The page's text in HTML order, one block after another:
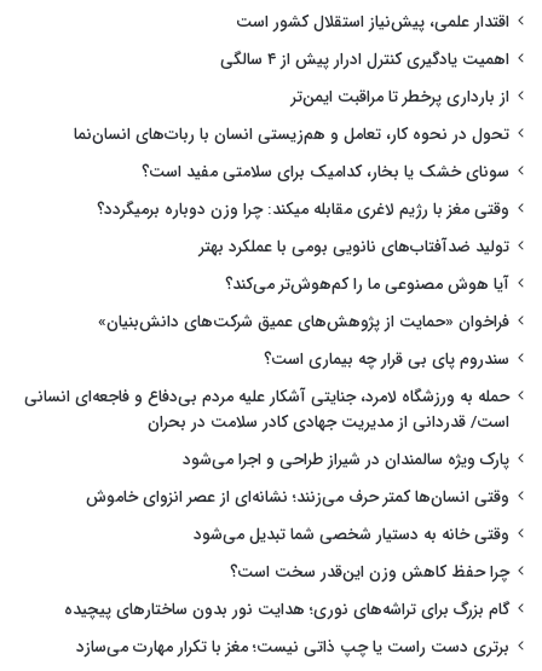
اقتدار علمی، پیش‌نیاز استقلال کشور است
اهمیت یادگیری کنترل ادرار پیش از ۴ سالگی
از بارداری پرخطر تا مراقبت ایمن‌تر
تحول در نحوه کار، تعامل و هم‌زیستی انسان با ربات‌های انسان‌نما
سونای خشک یا بخار، کدامیک برای سلامتی مفید است؟
وقتی مغز با رژیم لاغری مقابله میکند: چرا وزن دوباره برمیگردد؟
تولید ضدآفتاب‌های نانویی بومی با عملکرد بهتر
آیا هوش مصنوعی ما را کم‌هوش‌تر می‌کند؟
فراخوان «حمایت از پژوهش‌های عمیق شرکت‌های دانش‌بنیان»
سندروم پای بی قرار چه بیماری است؟
حمله به ورزشگاه لامرد، جنایتی آشکار علیه مردم بی‌دفاع و فاجعه‌ای انسانی
است/ قدردانی از مدیریت جهادی کادر سلامت در بحران
پارک ویژه سالمندان در شیراز طراحی و اجرا می‌شود
وقتی انسان‌ها کمتر حرف می‌زنند؛ نشانه‌ای از عصر انزوای خاموش
وقتی خانه به دستیار شخصی شما تبدیل می‌شود
چرا حفظ کاهش وزن این‌قدر سخت است؟
گام بزرگ برای تراشه‌های نوری؛ هدایت نور بدون ساختارهای پیچیده
برتری دست راست یا چپ ذاتی نیست؛ مغز با تکرار مهارت می‌سازد